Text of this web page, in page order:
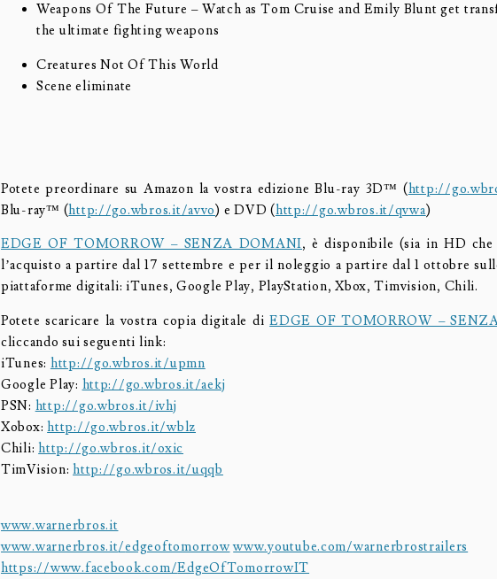
Weapons Of The Future – Watch as Tom Cruise and Emily Blunt get
the ultimate fighting weapons
Creatures Not Of This World
Scene eliminate
Potete preordinare su Amazon la vostra edizione Blu-ray 3D™ (http://
Blu-ray™ (http://go.wbros.it/avvo) e DVD (http://go.wbros.it/qvwa)
EDGE OF TOMORROW – SENZA DOMANI, è disponibile (sia in HD
l’acquisto a partire dal 17 settembre e per il noleggio a partire dal 1 ottobre
piattaforme digitali: iTunes, Google Play, PlayStation, Xbox, Timvision, Chili.
Potete scaricare la vostra copia digitale diEDGE OF TOMORROW –
cliccando sui seguenti link:
iTunes: http://go.wbros.it/upmn
Google Play: http://go.wbros.it/aekj
PSN: http://go.wbros.it/ivhj
Xobox:http://go.wbros.it/wblz
Chili:http://go.wbros.it/oxic
TimVision:http://go.wbros.it/uqqb
www.warnerbros.it
www.warnerbros.it/edgeoftomorrow www.youtube.com/warnerbrostrailers
https://www.facebook.com/EdgeOfTomorrowIT